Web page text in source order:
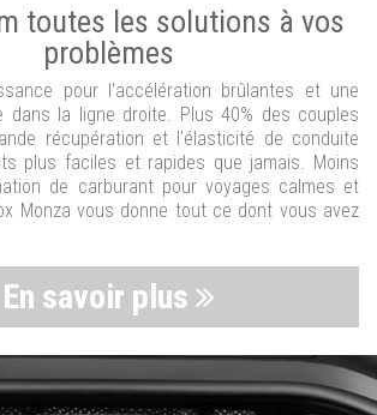
toutes les solutions à vos
problèmes
pour l'accélération brûlantes et une
dans la ligne droite. Plus 40% des couples
récupération et l'élasticité de conduite
plus faciles et rapides que jamais. Moins
de carburant pour voyages calmes et
Monza vous donne tout ce dont vous avez
En savoir plus